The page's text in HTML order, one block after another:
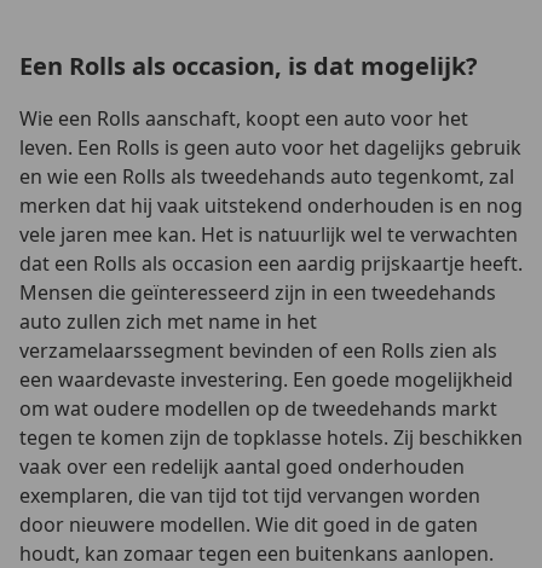
Een Rolls als occasion, is dat mogelijk?
Wie een Rolls aanschaft, koopt een auto voor het
leven. Een Rolls is geen auto voor het dagelijks gebruik
en wie een Rolls als tweedehands auto tegenkomt, zal
merken dat hij vaak uitstekend onderhouden is en nog
vele jaren mee kan. Het is natuurlijk wel te verwachten
dat een Rolls als occasion een aardig prijskaartje heeft.
Mensen die geïnteresseerd zijn in een tweedehands
auto zullen zich met name in het
verzamelaarssegment bevinden of een Rolls zien als
een waardevaste investering. Een goede mogelijkheid
om wat oudere modellen op de tweedehands markt
tegen te komen zijn de topklasse hotels. Zij beschikken
vaak over een redelijk aantal goed onderhouden
exemplaren, die van tijd tot tijd vervangen worden
door nieuwere modellen. Wie dit goed in de gaten
houdt, kan zomaar tegen een buitenkans aanlopen.